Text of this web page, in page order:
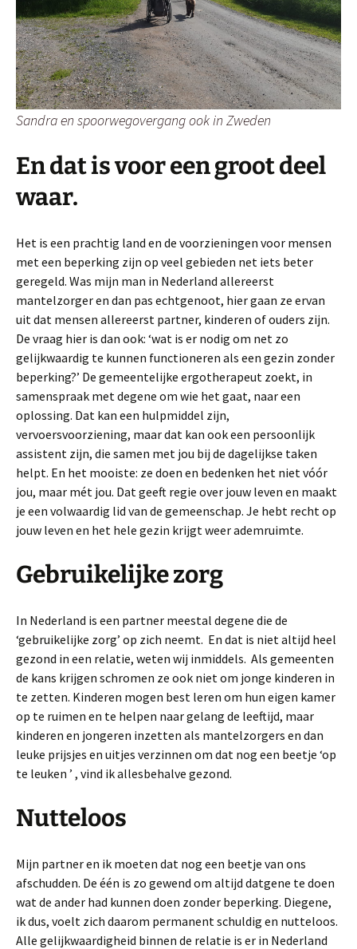
Sandra en spoorwegovergang ook in Zweden
En dat is voor een groot deel
waar.
Het is een prachtig land en de voorzieningen voor mensen
met een beperking zijn op veel gebieden net iets beter
geregeld. Was mijn man in Nederland allereerst
mantelzorger en dan pas echtgenoot, hier gaan ze ervan
uit dat mensen allereerst partner, kinderen of ouders zijn.
De vraag hier is dan ook: ‘wat is er nodig om net zo
gelijkwaardig te kunnen functioneren als een gezin zonder
beperking?’ De gemeentelijke ergotherapeut zoekt, in
samenspraak met degene om wie het gaat, naar een
oplossing. Dat kan een hulpmiddel zijn,
vervoersvoorziening, maar dat kan ook een persoonlijk
assistent zijn, die samen met jou bij de dagelijkse taken
helpt. En het mooiste: ze doen en bedenken het niet vóór
jou, maar mét jou. Dat geeft regie over jouw leven en maakt
je een volwaardig lid van de gemeenschap. Je hebt recht op
jouw leven en het hele gezin krijgt weer ademruimte.
Gebruikelijke zorg
In Nederland is een partner meestal degene die de
‘gebruikelijke zorg’ op zich neemt. En dat is niet altijd heel
gezond in een relatie, weten wij inmiddels. Als gemeenten
de kans krijgen schromen ze ook niet om jonge kinderen in
te zetten. Kinderen mogen best leren om hun eigen kamer
op te ruimen en te helpen naar gelang de leeftijd, maar
kinderen en jongeren inzetten als mantelzorgers en dan
leuke prijsjes en uitjes verzinnen om dat nog een beetje ‘op
te leuken ’ , vind ik allesbehalve gezond.
Nutteloos
Mijn partner en ik moeten dat nog een beetje van ons
afschudden. De één is zo gewend om altijd datgene te doen
wat de ander had kunnen doen zonder beperking. Diegene,
ik dus, voelt zich daarom permanent schuldig en nutteloos.
Alle gelijkwaardigheid binnen de relatie is er in Nederland